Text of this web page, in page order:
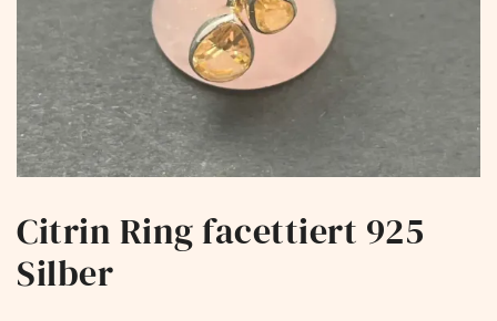
Citrin Ring facettiert 925
Silber